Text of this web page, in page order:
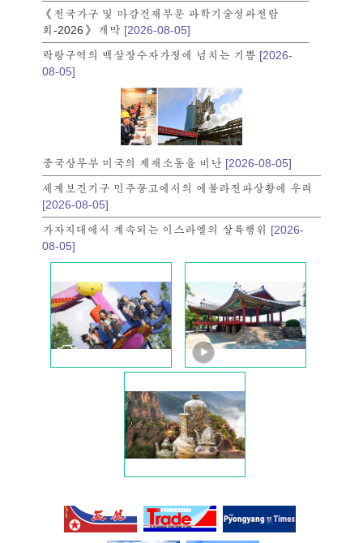
《전국가구 및 마감건재부문 과학기술성과전람
회-2026》 개막 [2026-08-05]
락랑구역의 백살장수자가정에 넘치는 기쁨 [2026-
08-05]
중국상무부 미국의 제재소동을 비난 [2026-08-05]
세계보건기구 민주꽁고에서의 에볼라전파상황에 우려
[2026-08-05]
가자지대에서 계속되는 이스라엘의 살륙행위 [2026-
08-05]